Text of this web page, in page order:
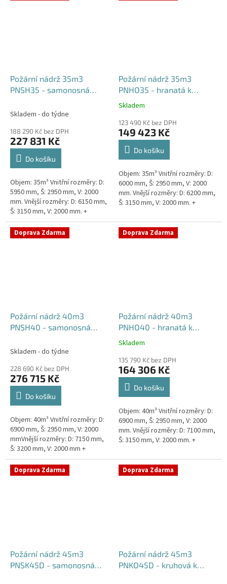
Požární nádrž 35m3
PNSH35 - samonosná
Skladem - do týdne
188 290 Kč bez DPH
227 831 Kč
Do košíku
Objem: 35m³ Vnitřní rozměry: D:
5950 mm, Š: 2950 mm, V: 2000
mm. Vnější rozměry: D: 6150 mm,
Š: 3150 mm, V: 2000 mm. +
komínek. Běžná doba dodání 2-3
týdny od objednávky....
Požární nádrž 35m3
PNHO35 - hranatá k
obetonování
Průměrné
produktu
je
5,0
hvězdiček.
Skladem
123 490 Kč bez DPH
149 423 Kč
Do košíku
Objem: 35m³ Vnitřní rozměry: D:
6000 mm, Š: 2950 mm, V: 2000
mm. Vnější rozměry: D: 6200 mm,
Š: 3150 mm, V: 2000 mm. +
týdny od objednávky....
Doprava Zdarma
Požární nádrž 40m3
PNSH40 - samonosná
Skladem - do týdne
228 690 Kč bez DPH
276 715 Kč
Do košíku
Objem: 40m³ Vnitřní rozměry: D:
6900 mm, Š: 2950 mm, V: 2000
mmVnější rozměry: D: 7150 mm,
Š: 3200 mm, V: 2000 mm +
komínek Běžná doba dodání 2-3
týdny od objednávky. Rozměry...
Doprava Zdarma
Požární nádrž 40m3
PNHO40 - hranatá k
obetonování
Průměrné
produktu
je
5,0
hvězdiček.
Skladem
135 790 Kč bez DPH
164 306 Kč
Do košíku
Objem: 40m³ Vnitřní rozměry: D:
6900 mm, Š: 2950 mm, V: 2000
mm. Vnější rozměry: D: 7100 mm,
Š: 3150 mm, V: 2000 mm. +
týdny od objednávky....
Doprava Zdarma
Požární nádrž 45m3
PNSK45D - samonosná
Doprava Zdarma
Požární nádrž 45m3
PNKO45D - kruhová k